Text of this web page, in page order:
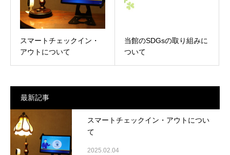
スマートチェックイン・
アウトについて
当館のSDGsの取り組みに
ついて
最新記事
スマートチェックイン・アウトについ
て
2025.02.04